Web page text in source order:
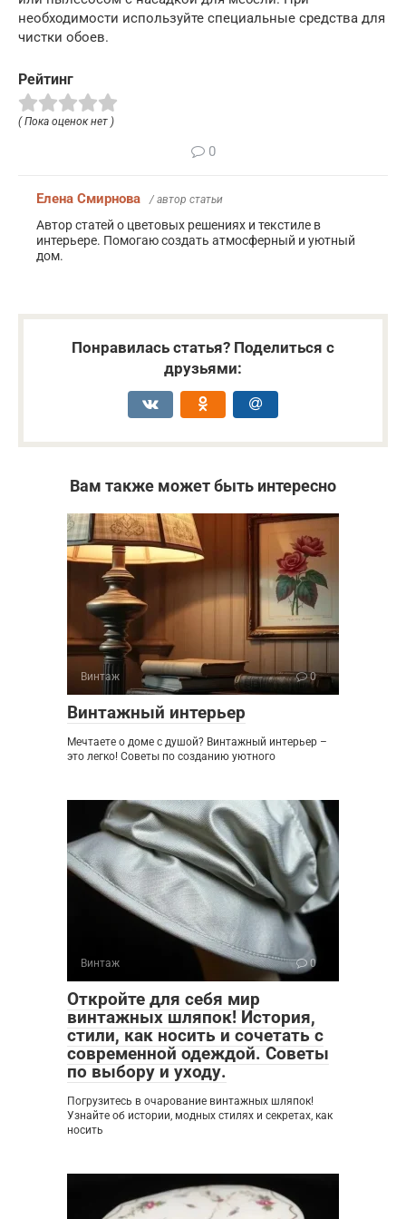
необходимости используйте специальные средства для
чистки обоев.
Рейтинг
( Пока оценок нет )
0
Елена Смирнова / автор статьи
Автор статей о цветовых решениях и текстиле в
интерьере. Помогаю создать атмосферный и уютный
дом.
Понравилась статья? Поделиться с
друзьями:
Вам также может быть интересно
Винтаж 0
Винтажный интерьер
Мечтаете о доме с душой? Винтажный интерьер –
это легко! Советы по созданию уютного
Винтаж 0
Откройте для себя мир
винтажных шляпок! История,
стили, как носить и сочетать с
современной одеждой. Советы
по выбору и уходу.
Погрузитесь в очарование винтажных шляпок!
Узнайте об истории, модных стилях и секретах, как
носить